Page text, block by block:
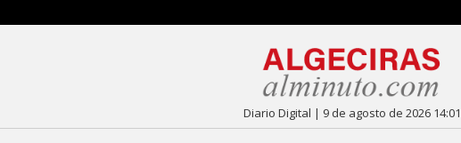
Diario Digital | 9 de agosto de 2026 14:01